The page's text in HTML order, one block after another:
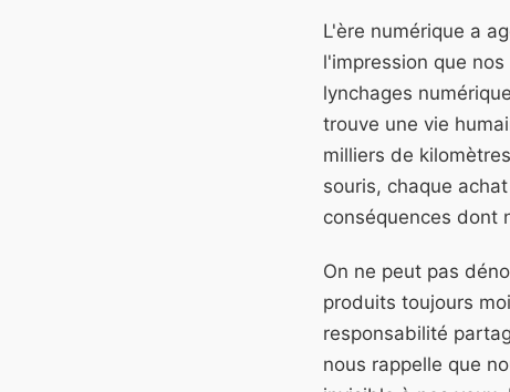
L'ère numérique a
l'impression que
lynchages
trouve une vie
milliers de
souris, chaque
conséquences dont
On ne peut pas
produits toujours
responsabilité
nous rappelle que